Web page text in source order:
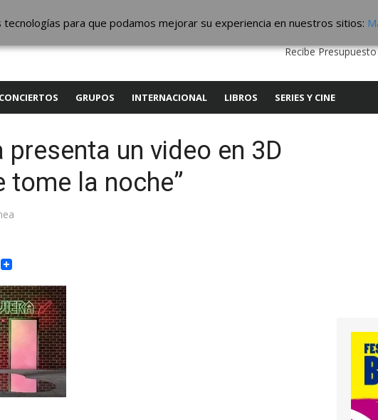
QUIENES SOMOS CONTACTO SERVICIOS EDITA
Recibe
CONCIERTOS GRUPOS INTERNACIONAL LIBROS SERIES Y CINE
presenta un video en 3D
tome la noche”
Copy
para que podamos mejorar su experiencia en nuestros sitios: